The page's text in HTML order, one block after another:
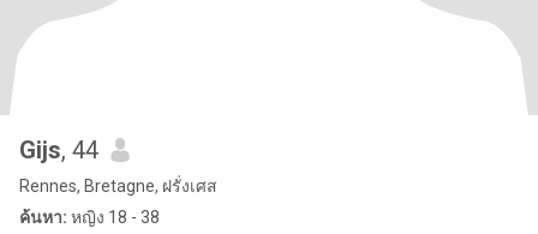
Gijs, 44
Rennes, Bretagne, ฝรั่งเศส
ค้นหา: หญิง 18 - 38